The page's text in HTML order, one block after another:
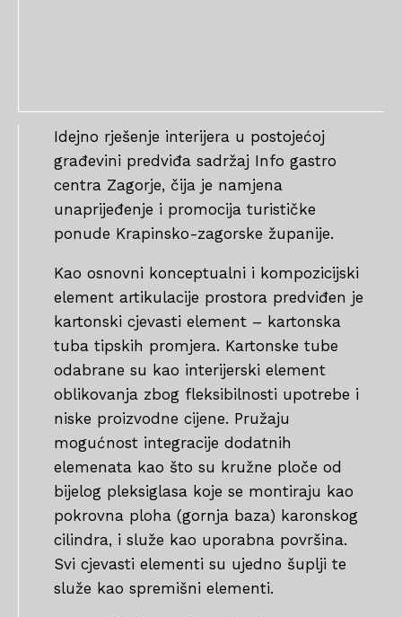
Idejno rješenje interijera u postojećoj
građevini predviđa sadržaj Info gastro
centra Zagorje, čija je namjena
unaprijeđenje i promocija turističke
ponude Krapinsko-zagorske županije.
Kao osnovni konceptualni i kompozicijski
element artikulacije prostora predviđen je
kartonski cjevasti element – kartonska
tuba tipskih promjera. Kartonske tube
odabrane su kao interijerski element
oblikovanja zbog fleksibilnosti upotrebe i
niske proizvodne cijene. Pružaju
mogućnost integracije dodatnih
elemenata kao što su kružne ploče od
bijelog pleksiglasa koje se montiraju kao
pokrovna ploha (gornja baza) karonskog
cilindra, i služe kao uporabna površina.
Svi cjevasti elementi su ujedno šuplji te
služe kao spremišni elementi.